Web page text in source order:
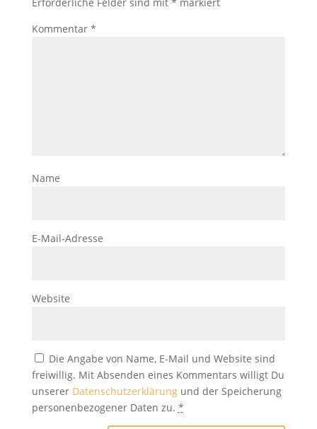
Kommentar *
Name
E-Mail-Adresse
Website
Die Angabe von Name, E-Mail und Website sind
freiwillig. Mit Absenden eines Kommentars willigt Du
unserer Datenschutzerklärungund der Speicherung
personenbezogener Daten zu. *